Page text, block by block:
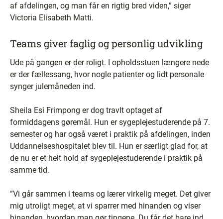
af afdelingen, og man får en rigtig bred viden,” siger
Victoria Elisabeth Matti.
Teams giver faglig og personlig udvikling
Ude på gangen er der roligt. I opholdsstuen længere nede
er der fællessang, hvor nogle patienter og lidt personale
synger julemåneden ind.
Sheila Esi Frimpong er dog travlt optaget af
formiddagens gøremål. Hun er sygeplejestuderende på 7.
semester og har også været i praktik på afdelingen, inden
Uddannelseshospitalet blev til. Hun er særligt glad for, at
de nu er et helt hold af sygeplejestuderende i praktik på
samme tid.
”Vi går sammen i teams og lærer virkelig meget. Det giver
mig utroligt meget, at vi sparrer med hinanden og viser